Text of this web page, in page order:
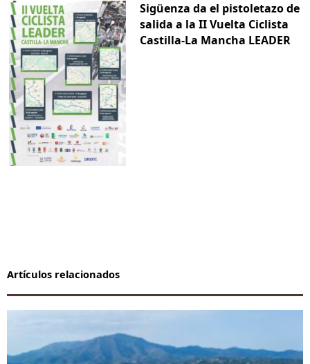
Sigüenza da el pistoletazo de
salida a la II Vuelta Ciclista
Castilla-La Mancha LEADER
Artículos relacionados